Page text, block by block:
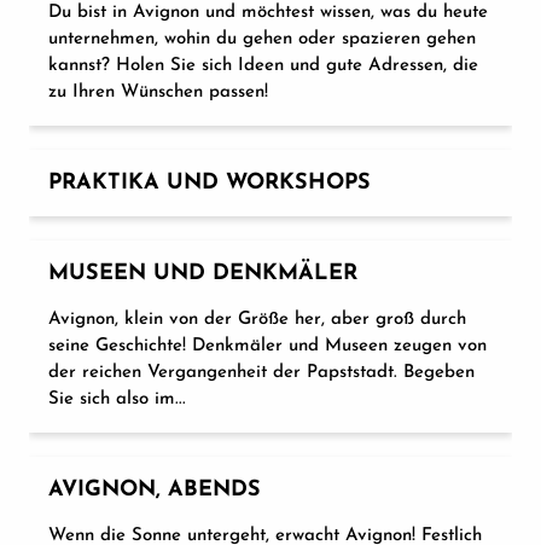
Du bist in Avignon und möchtest wissen, was du heute
unternehmen, wohin du gehen oder spazieren gehen
kannst? Holen Sie sich Ideen und gute Adressen, die
zu Ihren Wünschen passen!
PRAKTIKA UND WORKSHOPS
MUSEEN UND DENKMÄLER
Avignon, klein von der Größe her, aber groß durch
seine Geschichte! Denkmäler und Museen zeugen von
der reichen Vergangenheit der Papststadt. Begeben
Sie sich also im...
AVIGNON, ABENDS
Wenn die Sonne untergeht, erwacht Avignon! Festlich